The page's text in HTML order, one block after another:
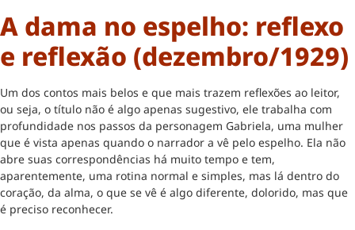
A dama no espelho: reflexo
e reflexão (dezembro/1929)
Um dos contos mais belos e que mais trazem reflexões ao leitor,
ou seja, o título não é algo apenas sugestivo, ele trabalha com
profundidade nos passos da personagem Gabriela, uma mulher
que é vista apenas quando o narrador a vê pelo espelho. Ela não
abre suas correspondências há muito tempo e tem,
aparentemente, uma rotina normal e simples, mas lá dentro do
coração, da alma, o que se vê é algo diferente, dolorido, mas que
é preciso reconhecer.